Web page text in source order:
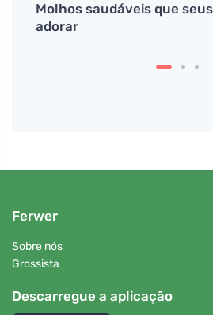
Molhos saudáveis que
adorar
Ferwer
Sobre nós
Grossista
Descarregue a aplicação